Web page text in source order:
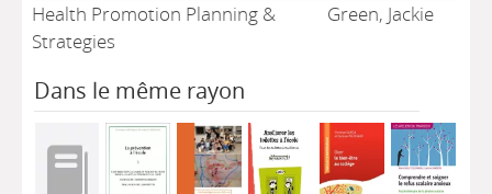
Health Promotion Planning &
Strategies
Green, Jackie
Dans le même rayon